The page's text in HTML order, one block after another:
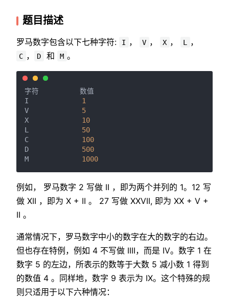
题目描述
罗马数字包含以下七种字符: I ， V ， X ， L ，
C ， D 和 M 。
字符          数值
I 1
V 5
X 10
L 50
C 100
D 500
M 1000
例如， 罗马数字 2 写做 II ，即为两个并列的 1。12 写
做 XII ，即为 X + II 。 27 写做 XXVII, 即为 XX + V +
II 。
通常情况下，罗马数字中小的数字在大的数字的右边。
但也存在特例，例如 4 不写做 IIII，而是 IV。数字 1 在
数字 5 的左边，所表示的数等于大数 5 减小数 1 得到
的数值 4 。同样地，数字 9 表示为 IX。这个特殊的规
则只适用于以下六种情况：